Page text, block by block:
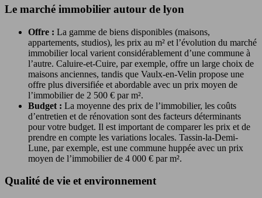
Le marché immobilier autour de lyon
Offre : La gamme de biens disponibles (maisons,
appartements, studios), les prix au m² et l’évolution du marché
immobilier local varient considérablement d’une commune à
l’autre. Caluire-et-Cuire, par exemple, offre un large choix de
maisons anciennes, tandis que Vaulx-en-Velin propose une
offre plus diversifiée et abordable avec un prix moyen de
l’immobilier de 2 500 € par m².
Budget : La moyenne des prix de l’immobilier, les coûts
d’entretien et de rénovation sont des facteurs déterminants
pour votre budget. Il est important de comparer les prix et de
prendre en compte les variations locales. Tassin-la-Demi-
Lune, par exemple, est une commune huppée avec un prix
moyen de l’immobilier de 4 000 € par m².
Qualité de vie et environnement